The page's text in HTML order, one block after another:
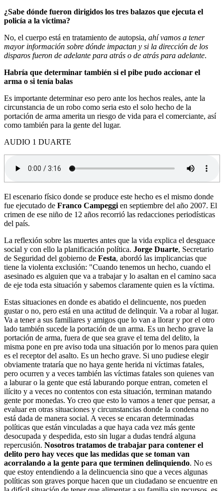
¿Sabe dónde fueron dirigidos los tres balazos que ejecuta el
policía a la victima?
No, el cuerpo está en tratamiento de autopsia, ahí vamos a tener
mayor información sobre dónde impactan y si la dirección de los
disparos fueron de adelante para atrás o de atrás para adelante.
Habría que determinar también si el pibe pudo accionar el
arma o si tenía balas
Es importante determinar eso pero ante los hechos reales, ante la
circunstancia de un robo como seria esto el solo hecho de la
portación de arma amerita un riesgo de vida para el comerciante, así
como también para la gente del lugar.
AUDIO 1 DUARTE
El escenario físico donde se produce este hecho es el mismo donde
fue ejecutado de Franco Campeggi en septiembre del año 2007. El
crimen de ese niño de 12 años recorrió las redacciones periodísticas
del país.
La reflexión sobre las muertes antes que la vida explica el desguace
social y con ello la planificación política. Jorge Duarte, Secretario
de Seguridad del gobierno de Festa, abordó las implicancias que
tiene la violenta exclusión: "Cuando tenemos un hecho, cuando el
asesinado es alguien que va a trabajar y lo asaltan en el camino saca
de eje toda esta situación y sabemos claramente quien es la víctima.
Estas situaciones en donde es abatido el delincuente, nos pueden
gustar o no, pero está en una actitud de delinquir. Va a robar al lugar.
Va a tener a sus familiares y amigos que lo van a llorar y por el otro
lado también sucede la portación de un arma. Es un hecho grave la
portación de arma, fuera de que sea grave el tema del delito, la
misma pone en pre aviso toda una situación por lo menos para quien
es el receptor del asalto. Es un hecho grave. Si uno pudiese elegir
obviamente trataría que no haya gente herida ni víctimas fatales,
pero ocurren y a veces también las víctimas fatales son quienes van
a laburar o la gente que está laburando porque entran, cometen el
ilícito y a veces no contentos con esta situación, terminan matando
gente por monedas. Yo creo que esto lo vamos a tener que pensar, a
evaluar en otras situaciones y circunstancias donde la condena no
está dada de manera social. A veces se encaran determinadas
políticas que están vinculadas a que haya cada vez más gente
desocupada y despedida, esto sin lugar a dudas tendrá alguna
repercusión. Nosotros tratamos de trabajar para contener el
delito pero hay veces que las medidas que se toman van
acorralando a la gente para que terminen delinquiendo. No es
que estoy entendiendo a la delincuencia sino que a veces algunas
políticas son graves porque hacen que un ciudadano se encuentre en